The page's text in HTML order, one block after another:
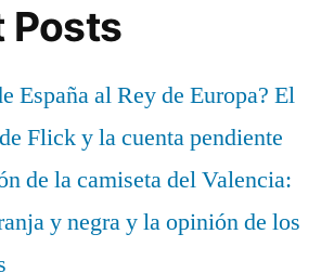
Posts
España al Rey de Europa? El
Flick y la cuenta pendiente
de la camiseta del Valencia:
y negra y la opinión de los